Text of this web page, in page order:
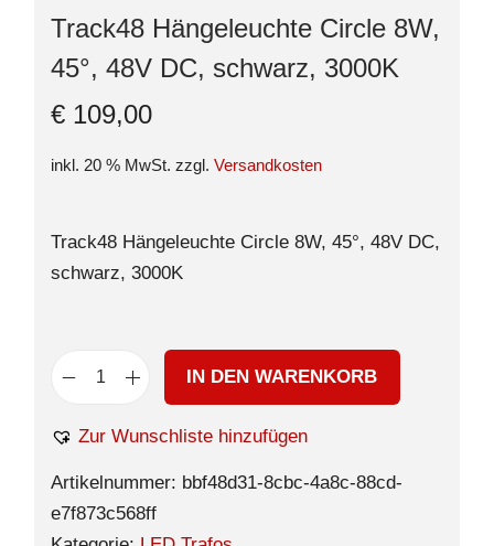
Track48 Hängeleuchte Circle 8W,
45°, 48V DC, schwarz, 3000K
€ 109,00
inkl. 20 % MwSt. zzgl. Versandkosten
Track48 Hängeleuchte Circle 8W, 45°, 48V DC,
schwarz, 3000K
IN DEN WARENKORB
Zur Wunschliste hinzufügen
Artikelnummer: bbf48d31-8cbc-4a8c-88cd-
e7f873c568ff